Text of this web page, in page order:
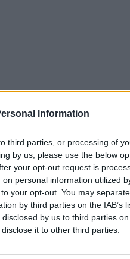
Information
third parties, or processing of
by us, please use the below
your opt-out request is
personal information utilized
your opt-out. You may
by third parties on the IAB’s
by us to third parties
it to other third parties.